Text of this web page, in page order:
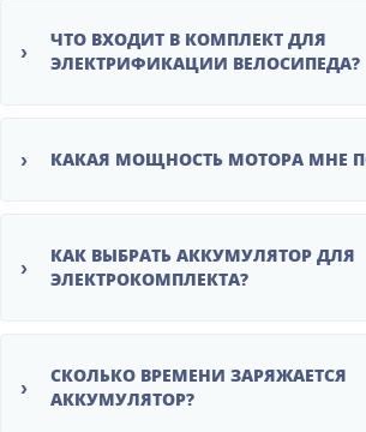
›
ЧТО ВХОДИТ В КОМПЛЕКТ ДЛЯ
ЭЛЕКТРИФИКАЦИИ ВЕЛОСИПЕДА?
› КАКАЯ МОЩНОСТЬ МОТОРА МНЕ
›
КАК ВЫБРАТЬ АККУМУЛЯТОР ДЛЯ
ЭЛЕКТРОКОМПЛЕКТА?
›
СКОЛЬКО ВРЕМЕНИ ЗАРЯЖАЕТСЯ
АККУМУЛЯТОР?